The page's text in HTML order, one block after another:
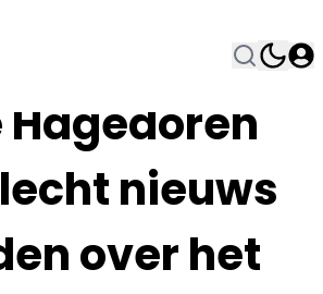
Hagedoren
nieuws
over het